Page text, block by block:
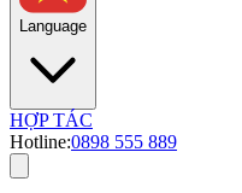
Language
HỢP TÁC
Hotline:0898 555 889